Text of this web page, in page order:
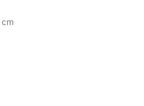
cm